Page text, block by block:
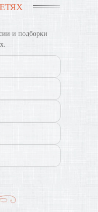
и подборки